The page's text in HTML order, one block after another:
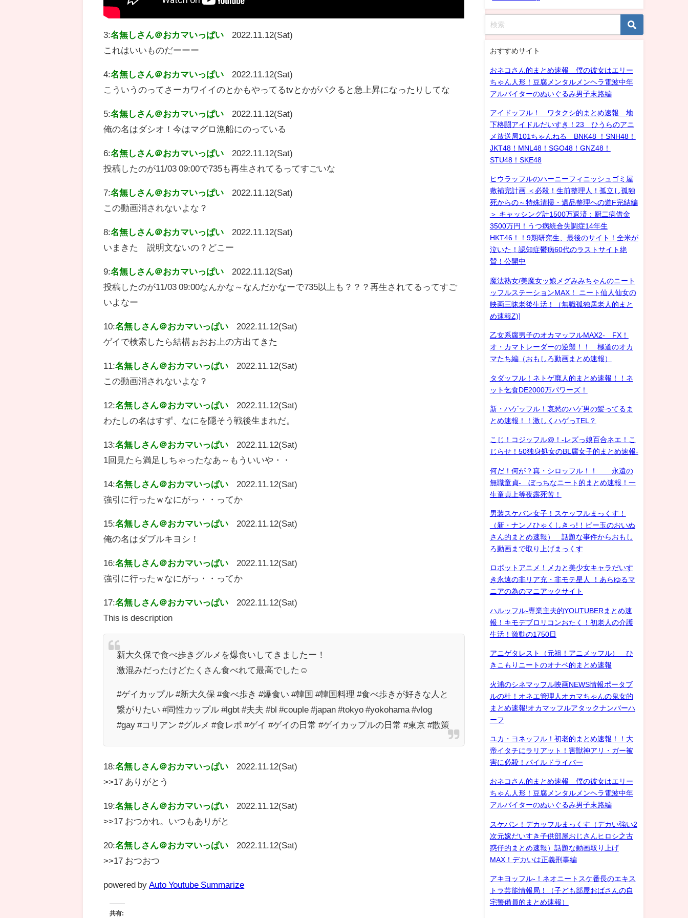
3:名無しさん＠おカマいっぱい
2022.11.12(Sat)
これはいいものだーーー
4:名無しさん＠おカマいっぱい
2022.11.12(Sat)
こういうのってさーカワイイのとかもやってるtvとかがパクると急上昇になったりしてな
5:名無しさん＠おカマいっぱい
2022.11.12(Sat)
俺の名はダシオ！今はマグロ漁船にのっている
6:名無しさん＠おカマいっぱい
2022.11.12(Sat)
投稿したのが11/03 09:00で735も再生されてるってすごいな
7:名無しさん＠おカマいっぱい
2022.11.12(Sat)
この動画消されないよな？
8:名無しさん＠おカマいっぱい
2022.11.12(Sat)
いまきた 説明文ないの？どこー
9:名無しさん＠おカマいっぱい
2022.11.12(Sat)
投稿したのが11/03 09:00なんかな～なんだかなーで735以上も？？？再生されてるってすご
いよなー
10:名無しさん＠おカマいっぱい
2022.11.12(Sat)
ゲイで検索したら結構ぉおお上の方出てきた
11:名無しさん＠おカマいっぱい
2022.11.12(Sat)
この動画消されないよな？
12:名無しさん＠おカマいっぱい
2022.11.12(Sat)
わたしの名はすず、なにを隠そう戦後生まれだ。
13:名無しさん＠おカマいっぱい
2022.11.12(Sat)
1回見たら満足しちゃったなあ～もういいや・・
14:名無しさん＠おカマいっぱい
2022.11.12(Sat)
強引に行ったｗなにがっ・・ってか
15:名無しさん＠おカマいっぱい
2022.11.12(Sat)
俺の名はダブルキヨシ！
16:名無しさん＠おカマいっぱい
2022.11.12(Sat)
強引に行ったｗなにがっ・・ってか
17:名無しさん＠おカマいっぱい
2022.11.12(Sat)
This is description
新大久保で食べ歩きグルメを爆食いしてきましたー！
激混みだったけどたくさん食べれて最高でした☺️
#ゲイカップル #新大久保 #食べ歩き #爆食い #韓国 #韓国料理 #食べ歩きが好きな人と
繋がりたい #同性カップル #lgbt #夫夫 #bl #couple #japan #tokyo #yokohama #vlog
#gay #コリアン #グルメ #食レポ #ゲイ #ゲイの日常 #ゲイカップルの日常 #東京 #散策
18:名無しさん＠おカマいっぱい
2022.11.12(Sat)
>>17 ありがとう
19:名無しさん＠おカマいっぱい
2022.11.12(Sat)
>>17 おつかれ。いつもありがと
20:名無しさん＠おカマいっぱい
2022.11.12(Sat)
>>17 おつおつ
powered by Auto Youtube Summarize
共有:
おすすめサイト
おネコさん的まとめ速報 僕の彼女はエリー
ちゃん人形！豆腐メンタルメンヘラ電波中年
アルバイターのぬいぐるみ男子末路編
アイドッフル！ ワタクシ的まとめ速報 地
下格闘アイドルだいすき！23 ひうらのアニ
メ放送局101ちゃんねる BNK48 ！SNH48！
JKT48！MNL48！SGO48！GNZ48！
STU48！SKE48
ヒウラッフルのハーニーフィニッシュゴミ屋
敷補完計画 ＜必殺！生前整理人！孤立し孤独
死からの～特殊清掃・遺品整理への道F完結編
＞ キャッシング計1500万返済：厨二病借金
3500万円！うつ病統合失調症14年生
HKT46！！9期研究生、最後のサイト！全米が
泣いた！認知症鬱病60代のラストサイト絶
賛！公開中
魔法熟女/美魔女ッ娘メグみみちゃんのニート
ッフルステーションMAX！ ニート仙人仙女の
映画三昧老後生活！（無職孤独居老人的まと
め速報Z)]
乙女系腐男子のオカマッフルMAX2- FX！
オ・カマトレーダーの逆襲！！ 極道のオカ
マたち編（おもしろ動画まとめ速報）
タダッフル！ネトゲ廃人的まとめ速報！！ネ
ット乞食DE2000万パワーズ！
新・ハゲッフル！哀愁のハゲ男の髪ってるま
とめ速報！！激しくハゲっTEL？
こじ！コジッフル@！-レズっ娘百合ネエ！こ
じらせ！50独身処女のBL腐女子的まとめ速報-
何だ！何が？真・シロッフル！！ 永遠の
無職童貞- ぼっちなニート的まとめ速報！一
生童貞上等夜露死苦！
男装スケバン女子！スケッフルまっくす！
（新・ナンノひゃくしきっ!！ビー玉のおいぬ
さん的まとめ速報） 話題な事件からおもし
ろ動画まで取り上げまっくす
ロボットアニメ！メカと美少女キャラだいす
き永遠の非リア充・非モテ星人 ！あらゆるマ
ニアの為のマニアックサイト
ハルッフル-専業主夫的YOUTUBERまとめ速
報！キモデブロリコンおたく！初老人の介護
生活！激動の1750日
アニゲタレスト（元祖！アニメッフル） ひ
きこもりニートのオナベ的まとめ速報
火浦のシネマッフル映画NEWS情報ポータブ
ルの杜！オネエ管理人オカマちゃんの鬼女的
まとめ速報!オカマッフルアタックナンバーハ
ーフ
ユカ・ヨネッフル！初老的まとめ速報！！大
帝イタチにラリアット！害獣神アリ・ガー被
害に必殺！パイルドライバー
おネコさん的まとめ速報 僕の彼女はエリー
ちゃん人形！豆腐メンタルメンヘラ電波中年
アルバイターのぬいぐるみ男子末路編
スケバン！デカッフルまっくす（デカい強い2
次元嫁だいすき子供部屋おじさんヒロシ之古
惑仔的まとめ速報）話題な動画取り上げ
MAX！デカいは正義刑事編
アキヨッフル-！ネオニートスケ番長のエキス
トラ芸能情報局！（子ども部屋おばさんの自
宅警備員的まとめ速報）